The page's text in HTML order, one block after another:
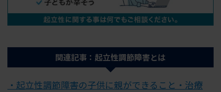
関連記事：起立性調節障害とは
・起立性調節障害の子供に親ができること・治療